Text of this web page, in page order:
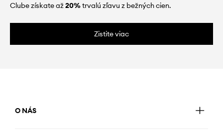
Clube získate až20%trvalú zľavu z bežných cien.
Zistite viac
O NÁS